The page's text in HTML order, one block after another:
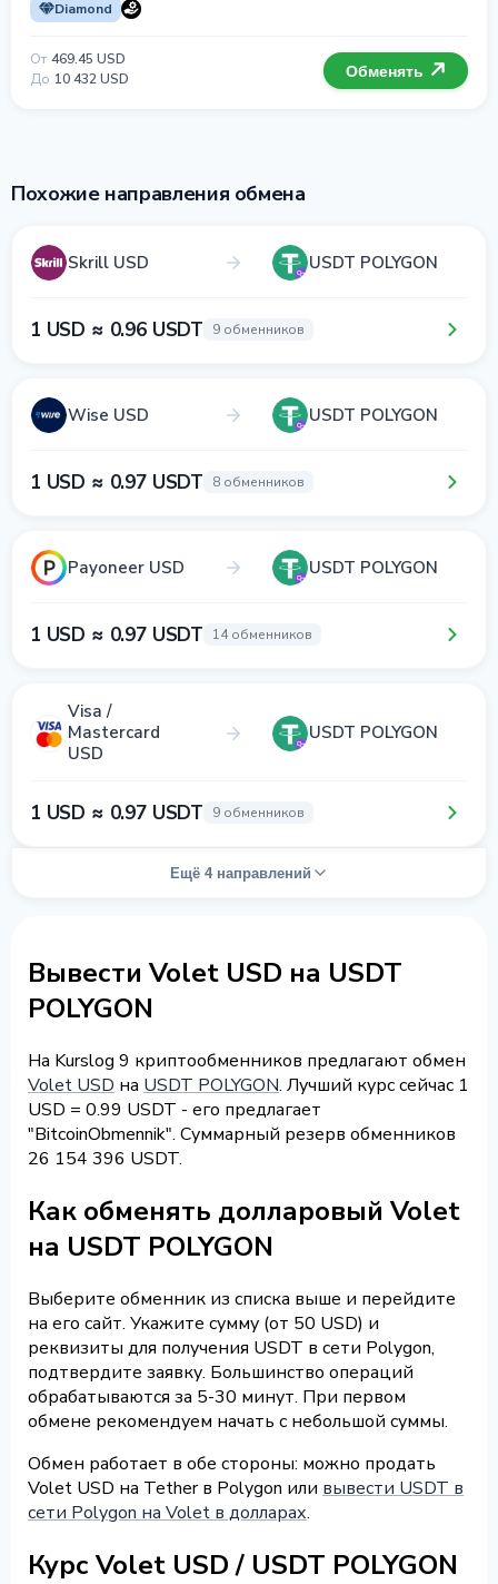
Diamond
От 469.45 USD
До 10 432 USD Обменять
Похожие направления обмена
Skrill USD USDT POLYGON
1 USD ≈ 0.96 USDT 9 обменников
Wise USD USDT POLYGON
1 USD ≈ 0.97 USDT 8 обменников
Payoneer USD USDT POLYGON
1 USD ≈ 0.97 USDT 14 обменников
Visa /
Mastercard
USD
USDT POLYGON
1 USD ≈ 0.97 USDT 9 обменников
Ещё 4 направлений
Вывести Volet USD на USDT
POLYGON
На Kurslog 9 криптообменников предлагают обмен
Volet USD на USDT POLYGON. Лучший курс сейчас 1
USD = 0.99 USDT - его предлагает
"BitcoinObmennik". Суммарный резерв обменников
26 154 396 USDT.
Как обменять долларовый Volet
на USDT POLYGON
Выберите обменник из списка выше и перейдите
на его сайт. Укажите сумму (от 50 USD) и
реквизиты для получения USDT в сети Polygon,
подтвердите заявку. Большинство операций
обрабатываются за 5-30 минут. При первом
обмене рекомендуем начать с небольшой суммы.
Обмен работает в обе стороны: можно продать
Volet USD на Tether в Polygon или вывести USDT в
сети Polygon на Volet в долларах.
Курс Volet USD / USDT POLYGON